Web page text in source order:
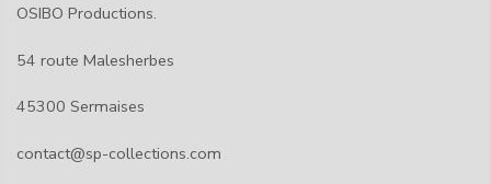
OSIBO Productions.
54 route Malesherbes
45300 Sermaises
contact@sp-collections.com